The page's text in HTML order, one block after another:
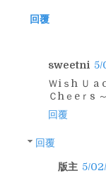
回覆
sweetni 5/
Ｗiｓh Ｕ a
Ｃhｅeｒs
回覆
回覆
版主 5/